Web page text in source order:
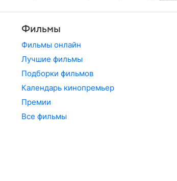
Фильмы
Фильмы онлайн
Лучшие фильмы
Подборки фильмов
Календарь кинопремьер
Премии
Все фильмы